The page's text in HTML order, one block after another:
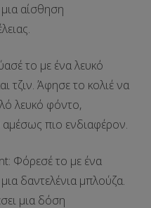
αίσθηση
το με έναλευκό
τζιν. Άφησε το κολιέ να
λευκό φόντο,
πιο ενδιαφέρον.
: Φόρεσέ το με ένα
δαντελένια μπλούζα.
μια δόση